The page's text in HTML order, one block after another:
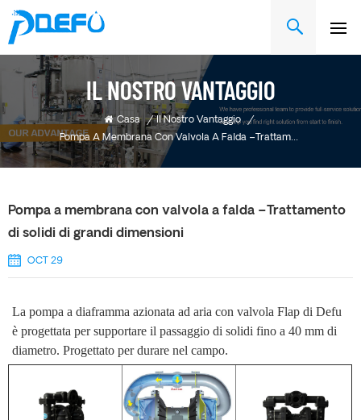
IL NOSTRO VANTAGGIO
Casa / Il Nostro Vantaggio
/
Pompa A Membrana Con Valvola A Falda –Trattamento Di Solidi Di Grandi Dimensioni
Pompa a membrana con valvola a falda –Trattamento
di solidi di grandi dimensioni
OCT 29
La pompa a diaframma azionata ad aria con valvola Flap di Defu
è progettata per supportare il passaggio di solidi fino a 40 mm di
diametro. Progettato per durare nel campo.